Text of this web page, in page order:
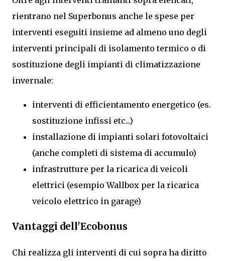
rientrano nel Superbonus anche le spese per
interventi eseguiti insieme ad almeno uno degli
interventi principali di isolamento termico o di
sostituzione degli impianti di climatizzazione
invernale:
interventi di efficientamento energetico (es.
sostituzione infissi etc...)
installazione di impianti solari fotovoltaici
(anche completi di sistema di accumulo)
infrastrutture per la ricarica di veicoli
elettrici (esempio Wallbox per la ricarica
veicolo elettrico in garage)
Vantaggi dell'Ecobonus
Chi realizza gli interventi di cui sopra ha diritto